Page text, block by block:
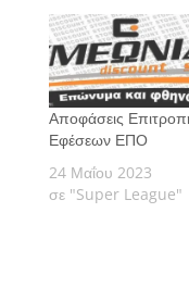
Αποφάσεις
Εφέσεων ΕΠΟ
24 Μαΐου 2023
σε "Super League"